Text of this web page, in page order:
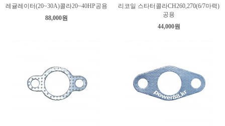
레귤레이터(20~30A)콜라20~40HP공용
88,000원
리코일 스타터콜라CH260,270(6/7마력)
공용
44,000원